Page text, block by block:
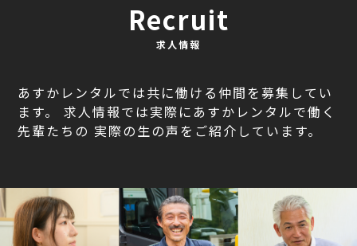
Recruit
求人情報
あすかレンタルでは共に働ける仲間を募集してい
ます。
求人情報では実際にあすかレンタルで働く
先輩たちの 実際の生の声をご紹介しています。